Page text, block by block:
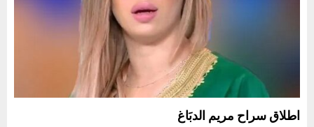
اطلاق سراح مريم الدبَاغ